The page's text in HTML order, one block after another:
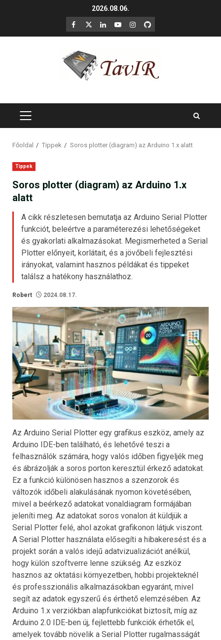
2026.08.06.
F X LinkedIn
YouTubeInstagram
GitHub
PRIMARY
Főoldal Tippek Soros plotter (diagram) az Arduino 1.x alatt
Tippek
Soros plotter (diagram) az Arduino 1.x
alatt
A cikk részletesen bemutatja az Arduino Serial Plotter
funkciót, beleértve a paraméterezési lehetőségeket
és gyakorlati alkalmazásokat. Megismerheted a Serial
Plotter előnyeit, korlátait, és a jövőbeli fejlesztési
irányokat, valamint hasznos példákat és tippeket
találsz a hatékony használathoz.
Robert 2024.08.17.
Az Arduino Serial Plotter egy grafikus eszköz, amely az
Arduino IDE-ben található, és lehetővé teszi a
felhasználók számára, hogy valós időben figyeljék meg
és ábrázolják a soros porton keresztül érkező adatokat.
Ez a funkció különösen hasznos a szenzorok és
változók időbeli alakulásának nyomon követésében,
mivel a beérkező adatokat vonaldiagram formájában
jeleníti meg. Az adatokat soros vonalon át küldjük a
Serial Plotter felé, ahol azokat grafikonon látjuk viszont.
A Serial Plotter használata elősegíti a hibakeresést és a
projekt során a valós idejű adatvizualizációt anélkül,
hogy külön szoftverre lenne szükség. Az eszköz
hasznos az oktatási környezetben, hobbi projekteknél
és professzionális alkalmazásokban egyaránt, mivel
segít az adatok egyszerű és érthető elemzésében. Az
Arduino 1.x verziókban alapfunkciókat biztosít, míg az
Arduino 2.0 IDE-ben új, fejlettebb funkciók érhetők el,
amelyek tovább növelik a Serial Plotter rugalmasságát